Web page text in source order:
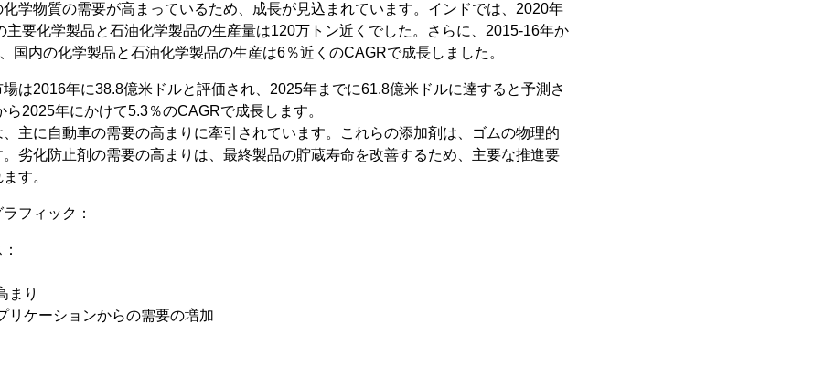
学物質の需要が高まっているため、成長が見込まれています。インドでは、2020年
主要化学製品と石油化学製品の生産量は120万トン近くでした。さらに、2015-16年か
国内の化学製品と石油化学製品の生産は6％近くのCAGRで成長しました。
は2016年に38.8億米ドルと評価され、2025年までに61.8億米ドルに達すると予測さ
2025年にかけて5.3％のCAGRで成長します。
主に自動車の需要の高まりに牽引されています。これらの添加剤は、ゴムの物理的
劣化防止剤の需要の高まりは、最終製品の貯蔵寿命を改善するため、主要な推進要
す。
フィック：
まり
リケーションからの需要の増加